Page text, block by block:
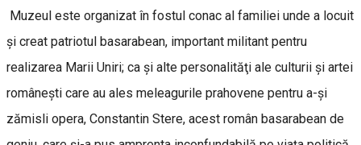
Muzeul este organizat în fostul conac al familiei unde a locuit
şi creat patriotul basarabean, important militant pentru
realizarea Marii Uniri; ca şi alte personalităţi ale culturii şi artei
româneşti care au ales meleagurile prahovene pentru a-şi
zămisli opera, Constantin Stere, acest român basarabean de